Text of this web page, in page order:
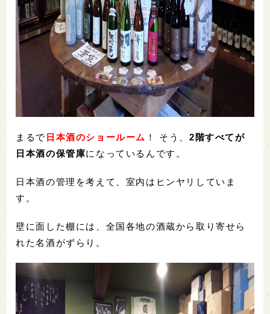
まるで 日本酒のショールーム ！ そう、2階すべてが
日本酒の保管庫になっているんです。
日本酒の管理を考えて、室内はヒンヤリしていま
す。
壁に面した棚には、全国各地の酒蔵から取り寄せら
れた名酒がずらり。